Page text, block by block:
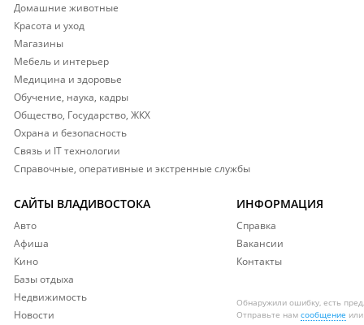
Домашние животные
Красота и уход
Магазины
Мебель и интерьер
Медицина и здоровье
Обучение, наука, кадры
Общество, Государство, ЖКХ
Охрана и безопасность
Связь и IT технологии
Справочные, оперативные и экстренные службы
САЙТЫ ВЛАДИВОСТОКА
Авто
Афиша
Кино
Базы отдыха
Недвижимость
Новости
ИНФОРМАЦИЯ
Справка
Вакансии
Контакты
Обнаружили ошибку, есть
Отправьте нам сообщение